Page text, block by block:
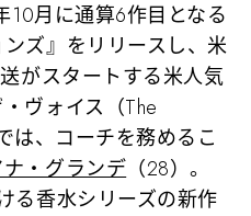
月に通算6作目となる
ズ』をリリースし、米
がスタートする米人気
ヴォイス（The
は、コーチを務めるこ
・グランデ（28）。
る香水シリーズの新作